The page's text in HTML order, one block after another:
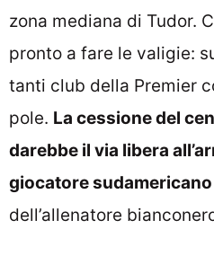
zona mediana di Tudor.
pronto a fare le valigie:
tanti club della Premier
pole. La cessione del
darebbe il via libera
giocatore sudamericano
dell’allenatore